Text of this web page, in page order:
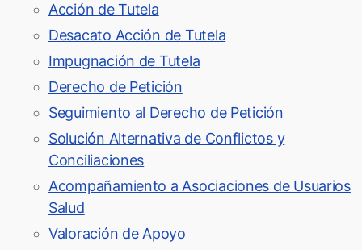
Acción de Tutela
Desacato Acción de Tutela
Impugnación de Tutela
Derecho de Petición
Seguimiento al Derecho de Petición
Solución Alternativa de Conflictos y
Conciliaciones
Acompañamiento a Asociaciones de Usuarios
Salud
Valoración de Apoyo